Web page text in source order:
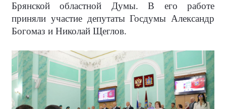
Брянской областной Думы. В его работе
приняли участие депутаты Госдумы Александр
Богомаз и Николай Щеглов.